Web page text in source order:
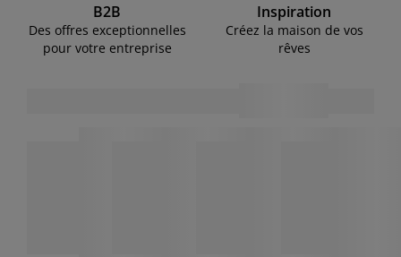
B2B
Des offres exceptionnelles
pour votre entreprise
Inspiration
Créez la maison de vos
rêves